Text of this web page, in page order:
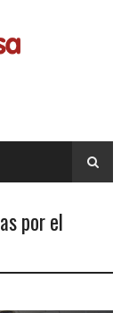
por el